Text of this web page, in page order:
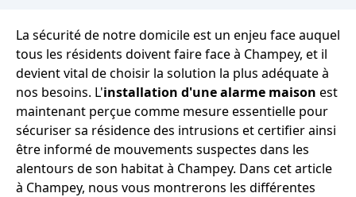
La sécurité de notre domicile est un enjeu face auquel
tous les résidents doivent faire face à Champey, et il
devient vital de choisir la solution la plus adéquate à
nos besoins. L'installation d'une alarme maison est
maintenant perçue comme mesure essentielle pour
sécuriser sa résidence des intrusions et certifier ainsi
être informé de mouvements suspectes dans les
alentours de son habitat à Champey. Dans cet article
à Champey, nous vous montrerons les différentes